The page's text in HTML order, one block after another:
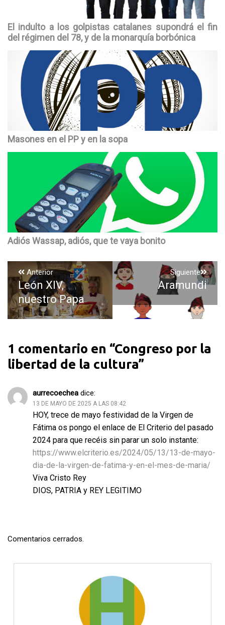
El indulto a los golpistas catalanes supondrá el fin
del régimen del 78, y de la monarquía borbónica
Masones en el PP y en la sopa
Adiós Wassap, adiós, que te vaya bonito
Navegación
de
entradas
Anterior
Entrada
anterior:
León XIV,
nuestro Papa
Siguiente
Entrada
siguiente:
Aramundi
1 comentario en “Congreso por la
libertad de la cultura”
aurrecoechea dice:
13 DE MAYO DE 2025 A LAS 08:42
HOY, trece de mayo festividad de la Virgen de
Fátima os pongo el enlace de El Criterio del pasado
2024 para que recéis sin parar un solo instante:
https://www.elcriterio.es/2024/05/13/13-de-mayo-
dia-de-la-virgen-de-fatima-y-en-el-mes-de-maria/
Viva Cristo Rey
DIOS, PATRIA y REY LEGITIMO
Comentarios cerrados.